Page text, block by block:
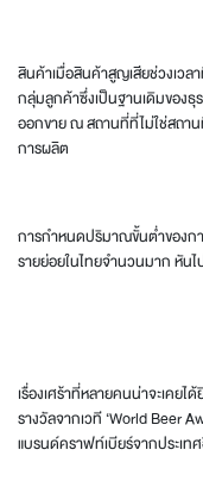
สินค้าเมื่อสินค้าสูญเสียช่วงเวล
กลุ่มลูกค้าซึ่งเป็นฐานเดิมของ
ออกขาย ณ สถานที่ที่ไม่ใช่สถา
การผลิต
การกำหนดปริมาณขั้นต่ำของก
รายย่อยในไทยจำนวนมาก หัน
เรื่องเศร้าที่หลายคนน่าจะเคย
รางวัลจากเวที ‘World Beer
แบรนด์คราฟท์เบียร์จากประเท